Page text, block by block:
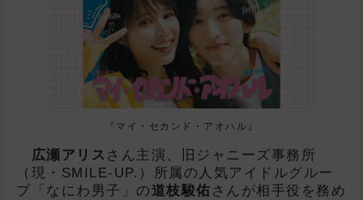
『マイ・セカンド・アオハル』
広瀬アリス さん主演、旧ジャニーズ事務所
（現・SMILE-UP.）所属の人気アイドルグルー
プ「なにわ男子」の道枝駿佑 さんが相手役を務め